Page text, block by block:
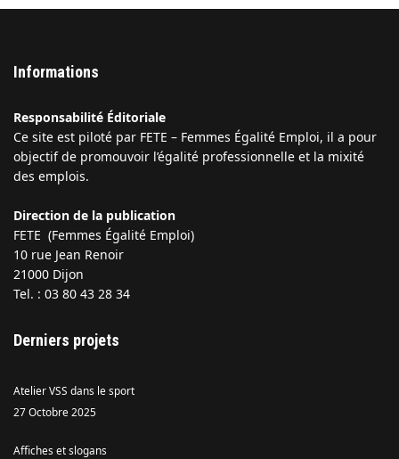
Informations
Responsabilité Éditoriale
Ce site est piloté par FETE – Femmes Égalité Emploi, il a pour
objectif de promouvoir l’égalité professionnelle et la mixité
des emplois.
Direction de la publication
FETE (Femmes Égalité Emploi)
10 rue Jean Renoir
21000 Dijon
Tel. : 03 80 43 28 34
Derniers projets
Atelier VSS dans le sport
27 Octobre 2025
Affiches et slogans